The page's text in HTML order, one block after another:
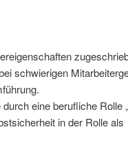
schwierigen
eine berufliche Rolle
in der Rolle als